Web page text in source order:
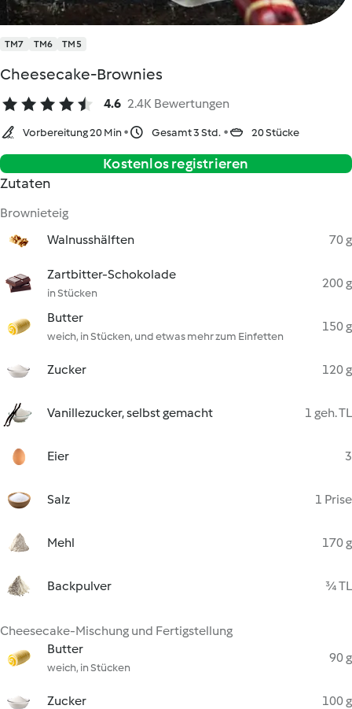
TM7 TM6 TM5
Cheesecake-Brownies
4.6 2.4K Bewertungen
Vorbereitung 20 Min Gesamt 3 Std. 20 Stücke
Kostenlos registrieren
Zutaten
Brownieteig
Walnusshälften
70 g
Zartbitter-Schokolade
in Stücken
200 g
Butter
weich, in Stücken, und etwas mehr zum Einfetten
150 g
Zucker 120 g
Vanillezucker, selbst gemacht 1 geh. TL
Eier 3
Salz 1 Prise
Mehl 170 g
Backpulver ¾ TL
Cheesecake-Mischung und Fertigstellung
Butter
weich, in Stücken
90 g
Zucker 100 g